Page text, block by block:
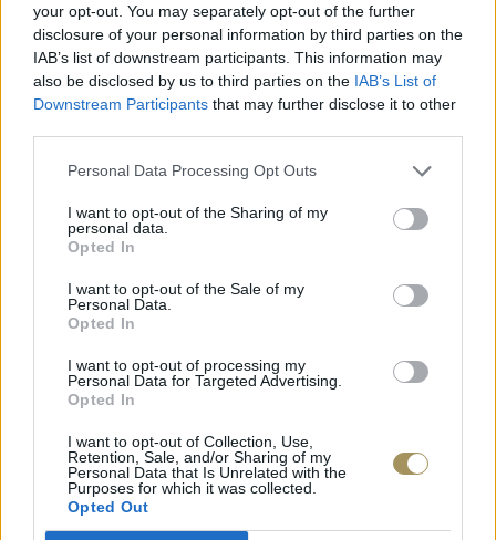
your opt-out. You may separately opt-out of the further
disclosure of your personal information by third parties on the
IAB’s list of downstream participants. This information may
also be disclosed by us to third parties on the IAB’s List of
Downstream Participants that may further disclose it to other
Personal Data Processing Opt Outs
I want to opt-out of the Sharing of my
personal data.
Opted In
I want to opt-out of the Sale of my
Personal Data.
Opted In
I want to opt-out of processing my
Personal Data for Targeted Advertising.
Opted In
I want to opt-out of Collection, Use,
Retention, Sale, and/or Sharing of my
Personal Data that Is Unrelated with the
Purposes for which it was collected.
Opted Out
ΑΝΟΞΕΊΔΩΤΟ ΑΤΣΆΛΙ -10%
JCOU ARIA JU19087-2
134€